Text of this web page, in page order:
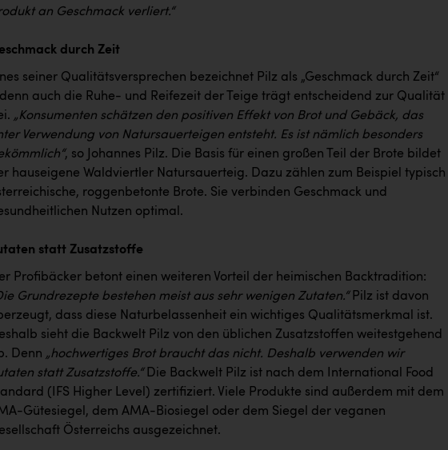
an Geschmack verliert.“
durch Zeit
seiner Qualitätsversprechen bezeichnet Pilz als „Geschmack durch Zeit“
auch die Ruhe- und Reifezeit der Teige trägt entscheidend zur Qualität
„Konsumenten schätzen den positiven Effekt von Brot und Gebäck, das
Verwendung von Natursauerteigen entsteht. Es ist nämlich besonders
, so Johannes Pilz. Die Basis für einen großen Teil der Brote bildet
hauseigene Waldviertler Natursauerteig. Dazu zählen zum Beispiel typisch
roggenbetonte Brote. Sie verbinden Geschmack und
Nutzen optimal.
statt Zusatzstoffe
Profibäcker betont einen weiteren Vorteil der heimischen Backtradition:
Grundrezepte bestehen meist aus sehr wenigen Zutaten.“Pilz ist davon
dass diese Naturbelassenheit ein wichtiges Qualitätsmerkmal ist.
sieht die Backwelt Pilz von den üblichen Zusatzstoffen weitestgehend
Denn „hochwertiges Brot braucht das nicht. Deshalb verwenden wir
statt Zusatzstoffe.“Die Backwelt Pilz ist nach dem International Food
(IFS Higher Level) zertifiziert. Viele Produkte sind außerdem mit dem
Gütesiegel, dem AMA-Biosiegel oder dem Siegel der veganen
Österreichs ausgezeichnet.